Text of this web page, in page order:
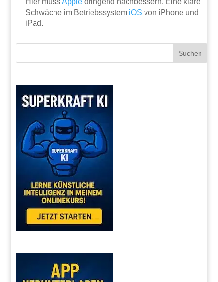
Hier mussApple dringend nachbessern. Eine klare
Schwäche im Betriebssystem iOS von iPhone und
iPad.